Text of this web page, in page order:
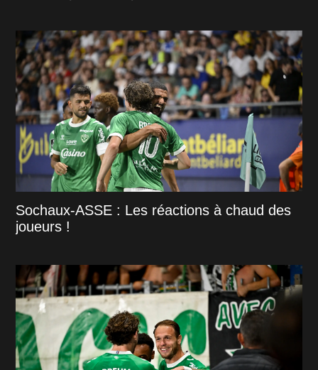
Sochaux-ASSE : Les réactions à chaud des
joueurs !